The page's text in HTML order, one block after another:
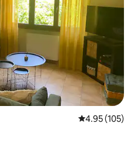
औसत रेटिंग 5 में से
4.95 (105)